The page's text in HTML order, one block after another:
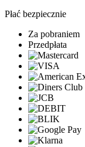
Płać bezpiecznie
Za pobraniem
Przedpłata